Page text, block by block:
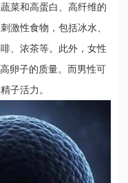
菜和高蛋白、高纤维的
激性食物，包括冰水、
、浓茶等。此外，女性
卵子的质量。而男性可
子活力。